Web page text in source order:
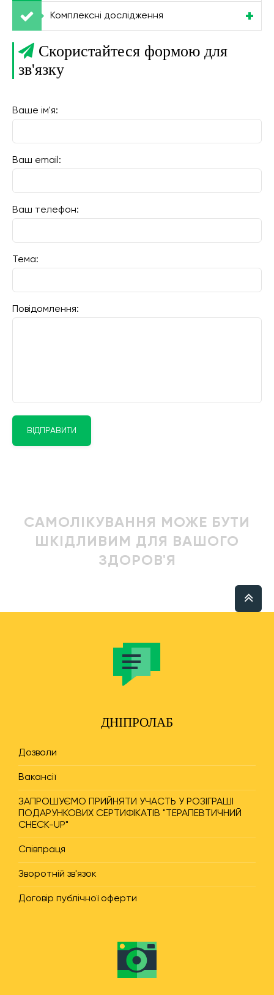
Комплексні дослідження
Скористайтеся формою для
зв'язку
Ваше ім'я:
Ваш email:
Ваш телефон:
Тема:
Повідомлення:
ВІДПРАВИТИ
САМОЛІКУВАННЯ МОЖЕ БУТИ
ШКІДЛИВИМ ДЛЯ ВАШОГО
ЗДОРОВ'Я
ДНІПРОЛАБ
Дозволи
Вакансії
ЗАПРОШУЄМО ПРИЙНЯТИ УЧАСТЬ У РОЗІГРАШІ
ПОДАРУНКОВИХ СЕРТИФІКАТІВ "ТЕРАПЕВТИЧНИЙ
CHECK-UP"
Співпраця
Зворотній зв'язок
Договір публічної оферти